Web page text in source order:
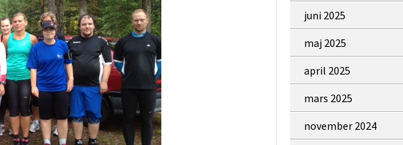
juni 2025
maj 2025
april 2025
mars 2025
november 2024